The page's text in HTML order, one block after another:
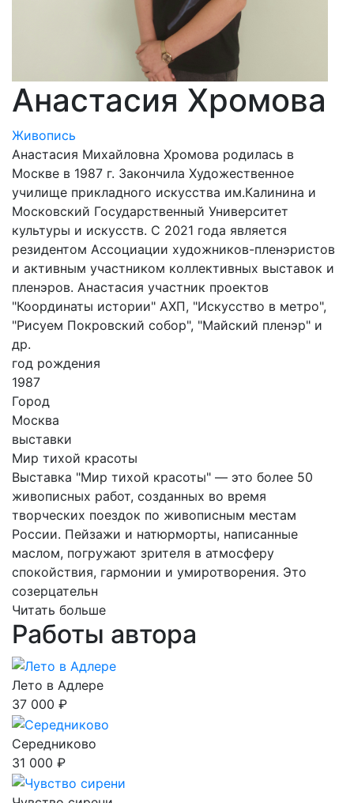
Анастасия Хромова
Живопись
Анастасия Михайловна Хромова родилась в
Москве в 1987 г. Закончила Художественное
училище прикладного искусства им.Калинина и
Московский Государственный Университет
культуры и искусств. С 2021 года является
резидентом Ассоциации художников-пленэристов
и активным участником коллективных выставок и
пленэров. Анастасия участник проектов
"Координаты истории" АХП, "Искусство в метро",
"Рисуем Покровский собор", "Майский пленэр" и
др.
год рождения
1987
Город
Москва
выставки
Мир тихой красоты
Выставка "Мир тихой красоты" — это более 50
живописных работ, созданных во время
творческих поездок по живописным местам
России. Пейзажи и натюрморты, написанные
маслом, погружают зрителя в атмосферу
спокойствия, гармонии и умиротворения. Это
созерцательн
Читать больше
Работы автора
Лето в Адлере
37 000 ₽
Середниково
31 000 ₽